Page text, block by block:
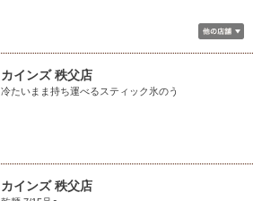
カインズ 秩父店
冷たいまま持ち運べるスティック氷のう
カインズ 秩父店